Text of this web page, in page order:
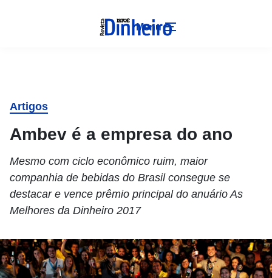
Menu
Artigos
Ambev é a empresa do ano
Mesmo com ciclo econômico ruim, maior
companhia de bebidas do Brasil consegue se
destacar e vence prêmio principal do anuário As
Melhores da Dinheiro 2017